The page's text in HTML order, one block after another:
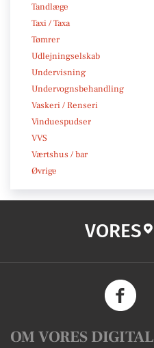
Tandlæge
Taxi / Taxa
Tømrer
Udlejningselskab
Undervisning
Undervognsbehandling
Vaskeri / Renseri
Vinduespudser
VVS
Værtshus / bar
Øvrige
VORES
OM VORES DIGITAL